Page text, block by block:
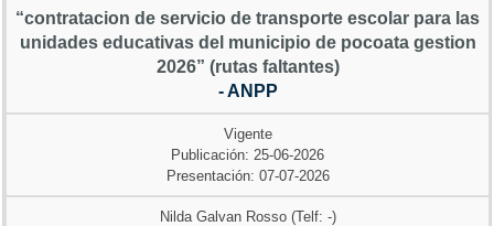
“contratacion de servicio de transporte escolar para las
unidades educativas del municipio de pocoata gestion
2026” (rutas faltantes)
- ANPP
Vigente
Publicación: 25-06-2026
Presentación: 07-07-2026
Nilda Galvan Rosso (Telf: -)